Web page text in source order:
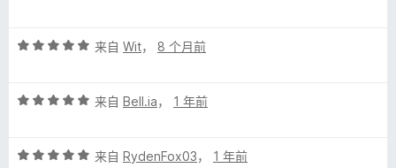
u
s
b
/评
/
来自 Wit， 8 个月前
评
/
来自 Bell.ia， 1 年前
评
来自 RydenFox03， 1 年前